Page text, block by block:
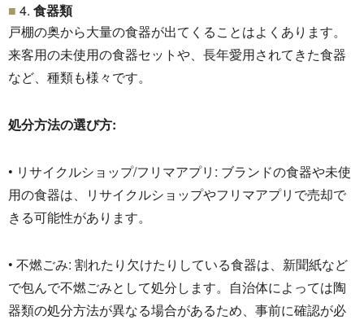
4. 食器類
戸棚の奥から大量の食器が出てくることはよくあります。
来客用の未使用の食器セットや、長年愛用されてきた食器
など、 種類も様々です。
処分方法の選び方:
• リサイクルショップ/フリマアプリ: ブランドの食器や未使
用の食器は、
リサイクルショップやフリマアプリで売却で
きる可能性があります。
• 不燃ごみ: 割れたり欠けたりしている食器は、 新聞紙など
で包んで不燃ごみとして処分します。 自治体によっては陶
器類の処分方法が異なる場合があるため、 事前に確認が必